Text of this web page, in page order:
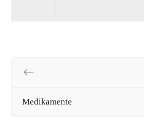
Medikamente